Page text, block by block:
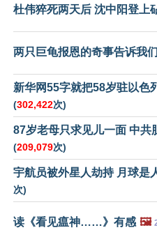
杜伟猝死两天后 沈中阳登上
两只巨龟报恩的奇事告诉我
新华网55字就把58岁驻以色
(302,422次)
87岁老母只求见儿一面 中
(209,079次)
宇航员被外星人劫持 月球是
次)
读《看见瘟神……》有感 🖼️